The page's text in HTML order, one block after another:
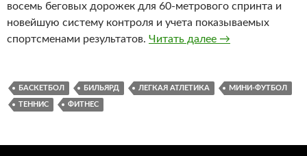
восемь беговых дорожек для 60-метрового спринта и
новейшую систему контроля и учета показываемых
спортсменами результатов. Читать далее →
БАСКЕТБОЛ БИЛЬЯРД ЛЕГКАЯ АТЛЕТИКА МИНИ-ФУТБОЛ
ТЕННИС ФИТНЕС